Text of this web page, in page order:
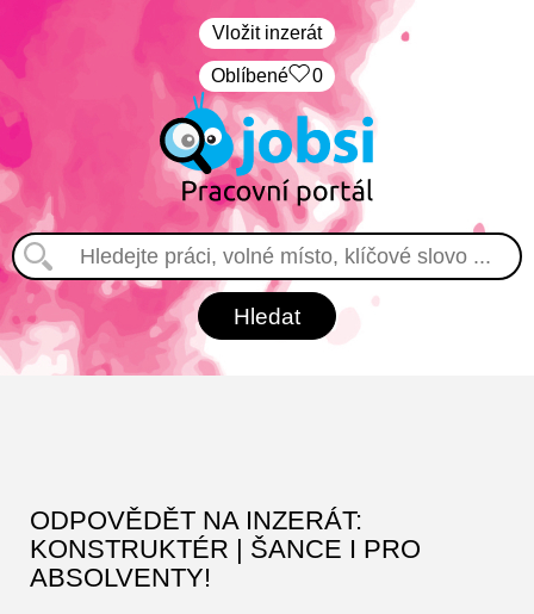
Vložit inzerát
Oblíbené 0
ODPOVĚDĚT NA INZERÁT:
KONSTRUKTÉR | ŠANCE I PRO
ABSOLVENTY!